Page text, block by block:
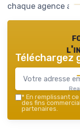
chaque agence
Téléchargez
* En remplissant
des fins
partenaires.